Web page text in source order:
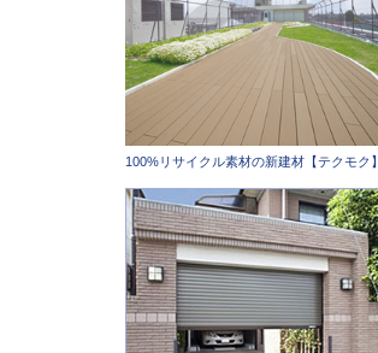
100%リサイクル素材の新建材【テクモク】